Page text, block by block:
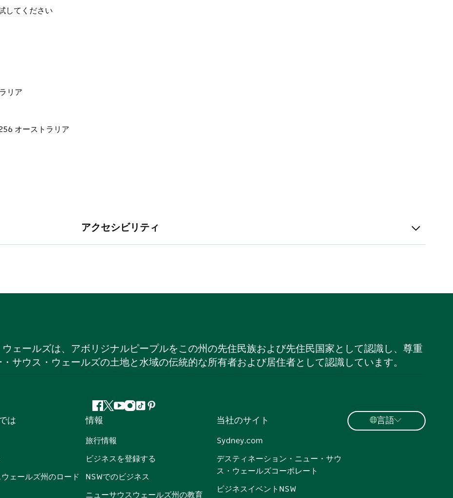
1 階には、簡易キッチン、テレビ/ラウンジ/ダイ
ルーム 3 室があります。
してください
リア
アクセシビリティ
ェールズは、アボリジナルピープルをこの州の先住民族および先住民国家として認識し、尊重
サウス・ウェールズの土地と水域の伝統的な所有者および居住者として認識しています。
フ
ェ
イ
ブ
ッ
ツ
ッ
ー
ユ
ー
ブ
イ
グ
ラ
テ
ト
ピ
ス
は
ェールズ州のロード
情報
旅行情報
ビジネスを登録する
NSWでのビジネス
ニューサウスウェールズ州の教育
当社のサイト
Sydney.com
デスティネーション・ニュー・サウ
ス・ウェールズコーポレート
ビジネスイベントNSW
言語